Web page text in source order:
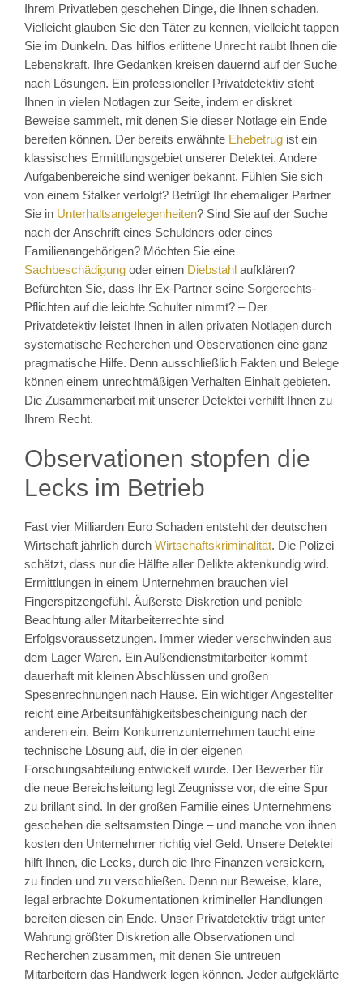
Ihrem Privatleben geschehen Dinge, die Ihnen schaden.
Vielleicht glauben Sie den Täter zu kennen, vielleicht tappen
Sie im Dunkeln. Das hilflos erlittene Unrecht raubt Ihnen die
Lebenskraft. Ihre Gedanken kreisen dauernd auf der Suche
nach Lösungen. Ein professioneller Privatdetektiv steht
Ihnen in vielen Notlagen zur Seite, indem er diskret
Beweise sammelt, mit denen Sie dieser Notlage ein Ende
bereiten können. Der bereits erwähnte Ehebetrug ist ein
klassisches Ermittlungsgebiet unserer Detektei. Andere
Aufgabenbereiche sind weniger bekannt. Fühlen Sie sich
von einem Stalker verfolgt? Betrügt Ihr ehemaliger Partner
Sie in Unterhaltsangelegenheiten? Sind Sie auf der Suche
nach der Anschrift eines Schuldners oder eines
Familienangehörigen? Möchten Sie eine
Sachbeschädigung oder einen Diebstahl aufklären?
Befürchten Sie, dass Ihr Ex-Partner seine Sorgerechts-
Pflichten auf die leichte Schulter nimmt? – Der
Privatdetektiv leistet Ihnen in allen privaten Notlagen durch
systematische Recherchen und Observationen eine ganz
pragmatische Hilfe. Denn ausschließlich Fakten und Belege
können einem unrechtmäßigen Verhalten Einhalt gebieten.
Die Zusammenarbeit mit unserer Detektei verhilft Ihnen zu
Ihrem Recht.
Observationen stopfen die
Lecks im Betrieb
Fast vier Milliarden Euro Schaden entsteht der deutschen
Wirtschaft jährlich durch Wirtschaftskriminalität. Die Polizei
schätzt, dass nur die Hälfte aller Delikte aktenkundig wird.
Ermittlungen in einem Unternehmen brauchen viel
Fingerspitzengefühl. Äußerste Diskretion und penible
Beachtung aller Mitarbeiterrechte sind
Erfolgsvoraussetzungen. Immer wieder verschwinden aus
dem Lager Waren. Ein Außendienstmitarbeiter kommt
dauerhaft mit kleinen Abschlüssen und großen
Spesenrechnungen nach Hause. Ein wichtiger Angestellter
reicht eine Arbeitsunfähigkeitsbescheinigung nach der
anderen ein. Beim Konkurrenzunternehmen taucht eine
technische Lösung auf, die in der eigenen
Forschungsabteilung entwickelt wurde. Der Bewerber für
die neue Bereichsleitung legt Zeugnisse vor, die eine Spur
zu brillant sind. In der großen Familie eines Unternehmens
geschehen die seltsamsten Dinge – und manche von ihnen
kosten den Unternehmer richtig viel Geld. Unsere Detektei
hilft Ihnen, die Lecks, durch die Ihre Finanzen versickern,
zu finden und zu verschließen. Denn nur Beweise, klare,
legal erbrachte Dokumentationen krimineller Handlungen
bereiten diesen ein Ende. Unser Privatdetektiv trägt unter
Wahrung größter Diskretion alle Observationen und
Recherchen zusammen, mit denen Sie untreuen
Mitarbeitern das Handwerk legen können. Jeder aufgeklärte